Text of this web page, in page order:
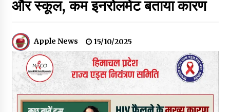
08/08/2026
चौपाल विधायक पर BDC सदस्य राजेश रढाइक का तीखा हमला, मांगा
इस्तीफा
08/08/2026
और स्कूल, कम इनरोलमेंट बताया कारण
Apple News 15/10/2025